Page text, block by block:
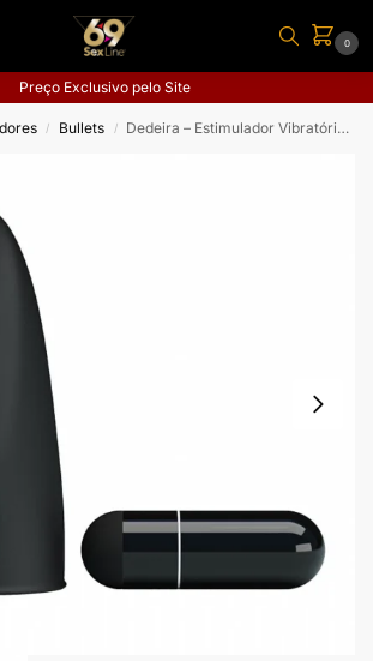
0
Preço Exclusivo pelo Site
/ Bullets / Dedeira – Estimulador Vibratório de Dedo – Stanford